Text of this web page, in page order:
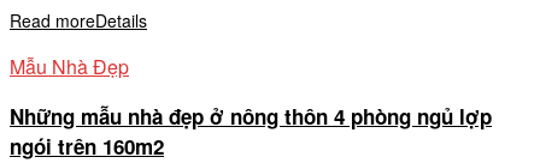
Read moreDetails
Mẫu Nhà Đẹp
Những mẫu nhà đẹp ở nông thôn 4 phòng ngủ lợp
ngói trên 160m2